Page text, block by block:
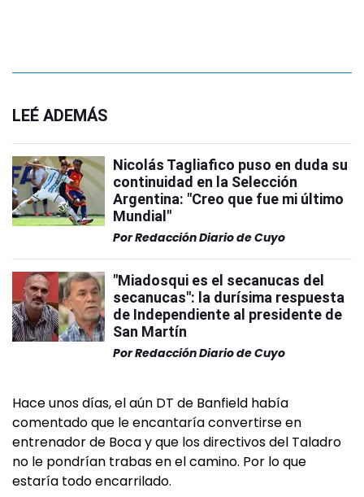
LEÉ ADEMÁS
Nicolás Tagliafico puso en duda su
continuidad en la Selección
Argentina: "Creo que fue mi último
Mundial"
PorRedacción Diario de Cuyo
"Miadosqui es el secanucas del
secanucas": la durísima respuesta
de Independiente al presidente de
San Martín
PorRedacción Diario de Cuyo
Hace unos días, el aún DT de Banfield había
comentado que le encantaría convertirse en
entrenador de Boca y que los directivos del Taladro
no le pondrían trabas en el camino. Por lo que
estaría todo encarrilado.